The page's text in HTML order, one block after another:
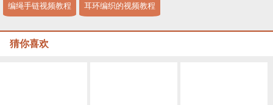
编绳手链视频教程 耳环编织的视频教程
猜你喜欢